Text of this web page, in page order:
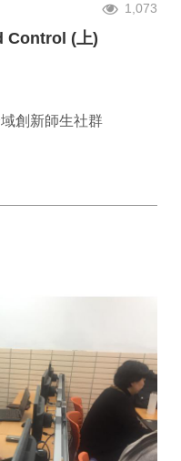
1,073
Control (上)
創新師生社群